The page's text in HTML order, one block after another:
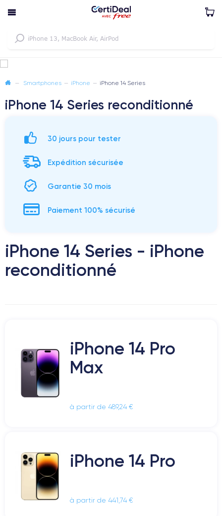
— Smartphones — iPhone — iPhone 14 Series
iPhone 14 Series reconditionné
30 jours pour tester
Expédition sécurisée
Garantie 30 mois
Paiement 100% sécurisé
iPhone 14 Series - iPhone
reconditionné
iPhone 14 Pro
Max
à partir de 489,24 €
iPhone 14 Pro
à partir de 441,74 €